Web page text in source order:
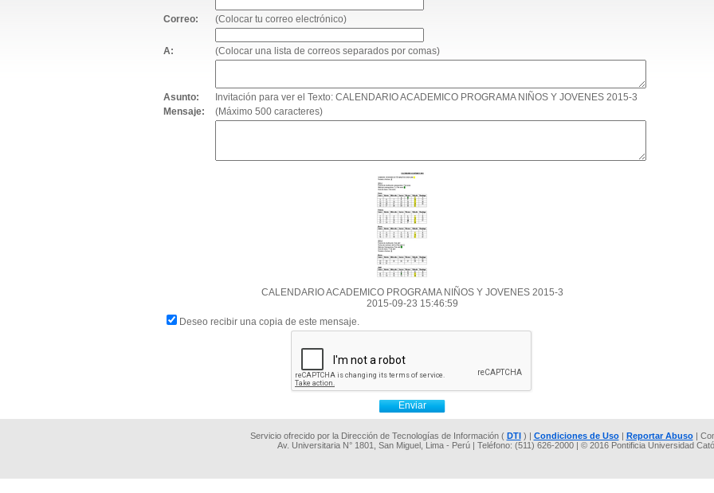
Correo: (Colocar tu correo electrónico)
A: (Colocar una lista de correos separados por comas)
Asunto:
Invitación para ver el Texto: CALENDARIO ACADEMICO PROGRAMA NIÑOS Y JOVENES 2015-3
Mensaje:
(Máximo 500 caracteres)
CALENDARIO ACADEMICO PROGRAMA NIÑOS Y JOVENES 2015-3
2015-09-23 15:46:59
Deseo recibir una copia de este mensaje.
Servicio ofrecido por la Dirección de Tecnologías de Información ( DTI) | Condiciones de Uso| Reportar Abuso|
Av. Universitaria N° 1801, San Miguel, Lima - Perú | Teléfono: (511) 626-2000 | © 2016 Pontificia Universidad